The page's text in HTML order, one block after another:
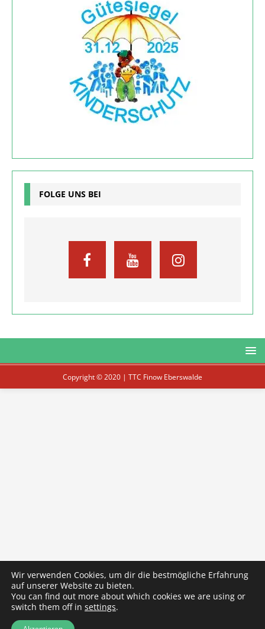
FOLGE UNS BEI
Copyright © 2020 | TTC Finow Eberswalde
Wir verwenden Cookies, um dir die bestmögliche Erfahrung
auf unserer Website zu bieten.
You can find out more about which cookies we are using or
switch them off in settings.